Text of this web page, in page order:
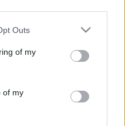
uses one or more Google
You may click to
its third-party tags to
purposes in below Google
Outs
of my
of my
rockere lett belőle:
be terhességét a